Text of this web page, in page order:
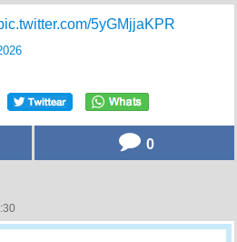
5yGMjjaKPR
0